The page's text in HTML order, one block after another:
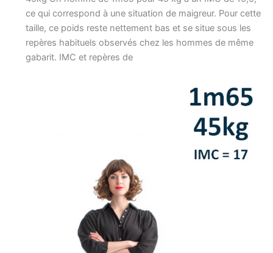
ce qui correspond à une situation de maigreur. Pour cette
taille, ce poids reste nettement bas et se situe sous les
repères habituels observés chez les hommes de même
gabarit. IMC et repères de